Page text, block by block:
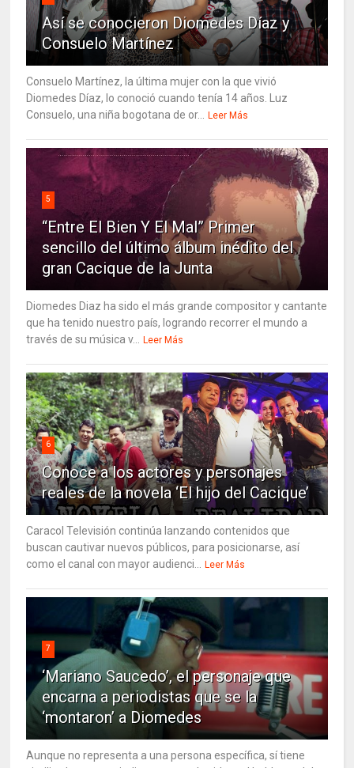
Así se conocieron Diomedes Díaz y
Consuelo Martínez
Consuelo Martínez, la última mujer con la que vivió
Diomedes Díaz, lo conoció cuando tenía 14 años. Luz
Consuelo, una niña bogotana de or...
Leer Más
5
“Entre El Bien Y El Mal” Primer
sencillo del último álbum inédito del
gran Cacique de la Junta
Diomedes Diaz ha sido el más grande compositor y cantante
que ha tenido nuestro país, logrando recorrer el mundo a
través de su música v...
Leer Más
6
Conoce a los actores y personajes
reales de la novela ‘El hijo del Cacique’
Caracol Televisión continúa lanzando contenidos que
buscan cautivar nuevos públicos, para posicionarse, así
como el canal con mayor audienci...
Leer Más
7
‘Mariano Saucedo’, el personaje que
encarna a periodistas que se la
‘montaron’ a Diomedes
Aunque no representa a una persona específica, sí tiene